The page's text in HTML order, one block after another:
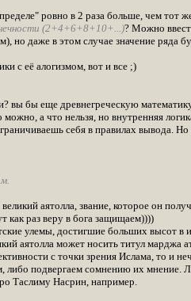
ровно в 2 раза больше, чем тот
(2+4+6+8+10+...)? Можно
но даже в этом случае значение
с её алогизмом, вот и все ;)
вы бы еще древнегреческую
можно, а что нельзя, но внутренняя
себя в правилах вывода. Но
аятолла, звание, которое он
как раз веру в бога защищаем))))
улемы, достигшие больших высот
аятолла может носить титул марджа
с точки зрения Ислама, то и
либо подвергаем сомнению их мнение.
Таслиму Насрин, например.